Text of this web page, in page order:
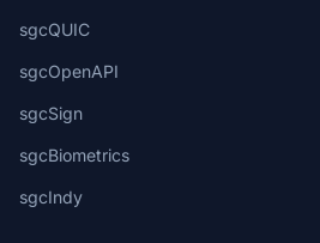
sgcQUIC
sgcOpenAPI
sgcSign
sgcBiometrics
sgcIndy